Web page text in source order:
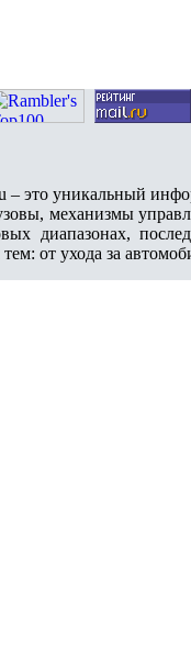
это уникальный
механизмы
диапазонах,
от ухода за